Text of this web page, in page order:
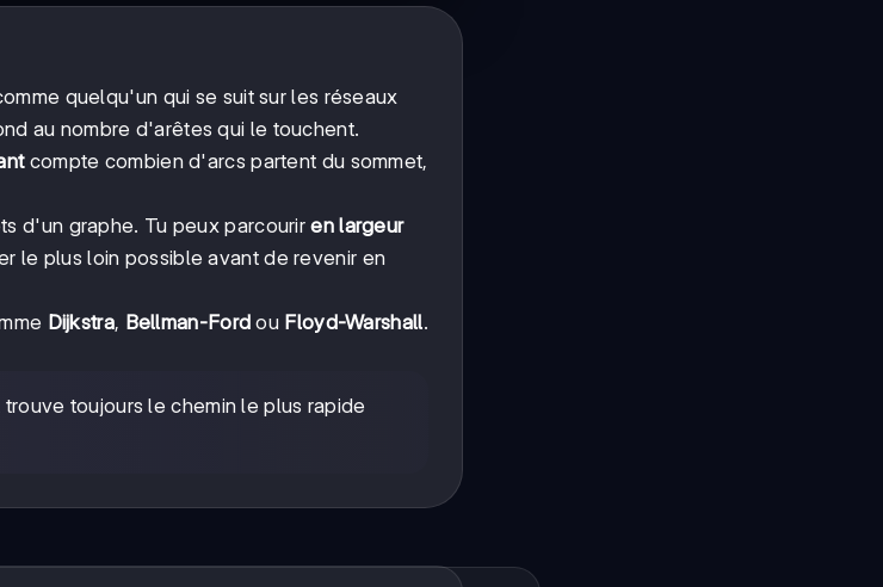
quelqu'un qui se suit sur les réseaux
au nombre d'arêtes qui le touchent.
compte combien d'arcs partent du sommet,
d'un graphe. Tu peux parcouriren largeur
le plus loin possible avant de revenir en
Dijkstra, Bellman-Ford ou Floyd-Warshall.
toujours le chemin le plus rapide